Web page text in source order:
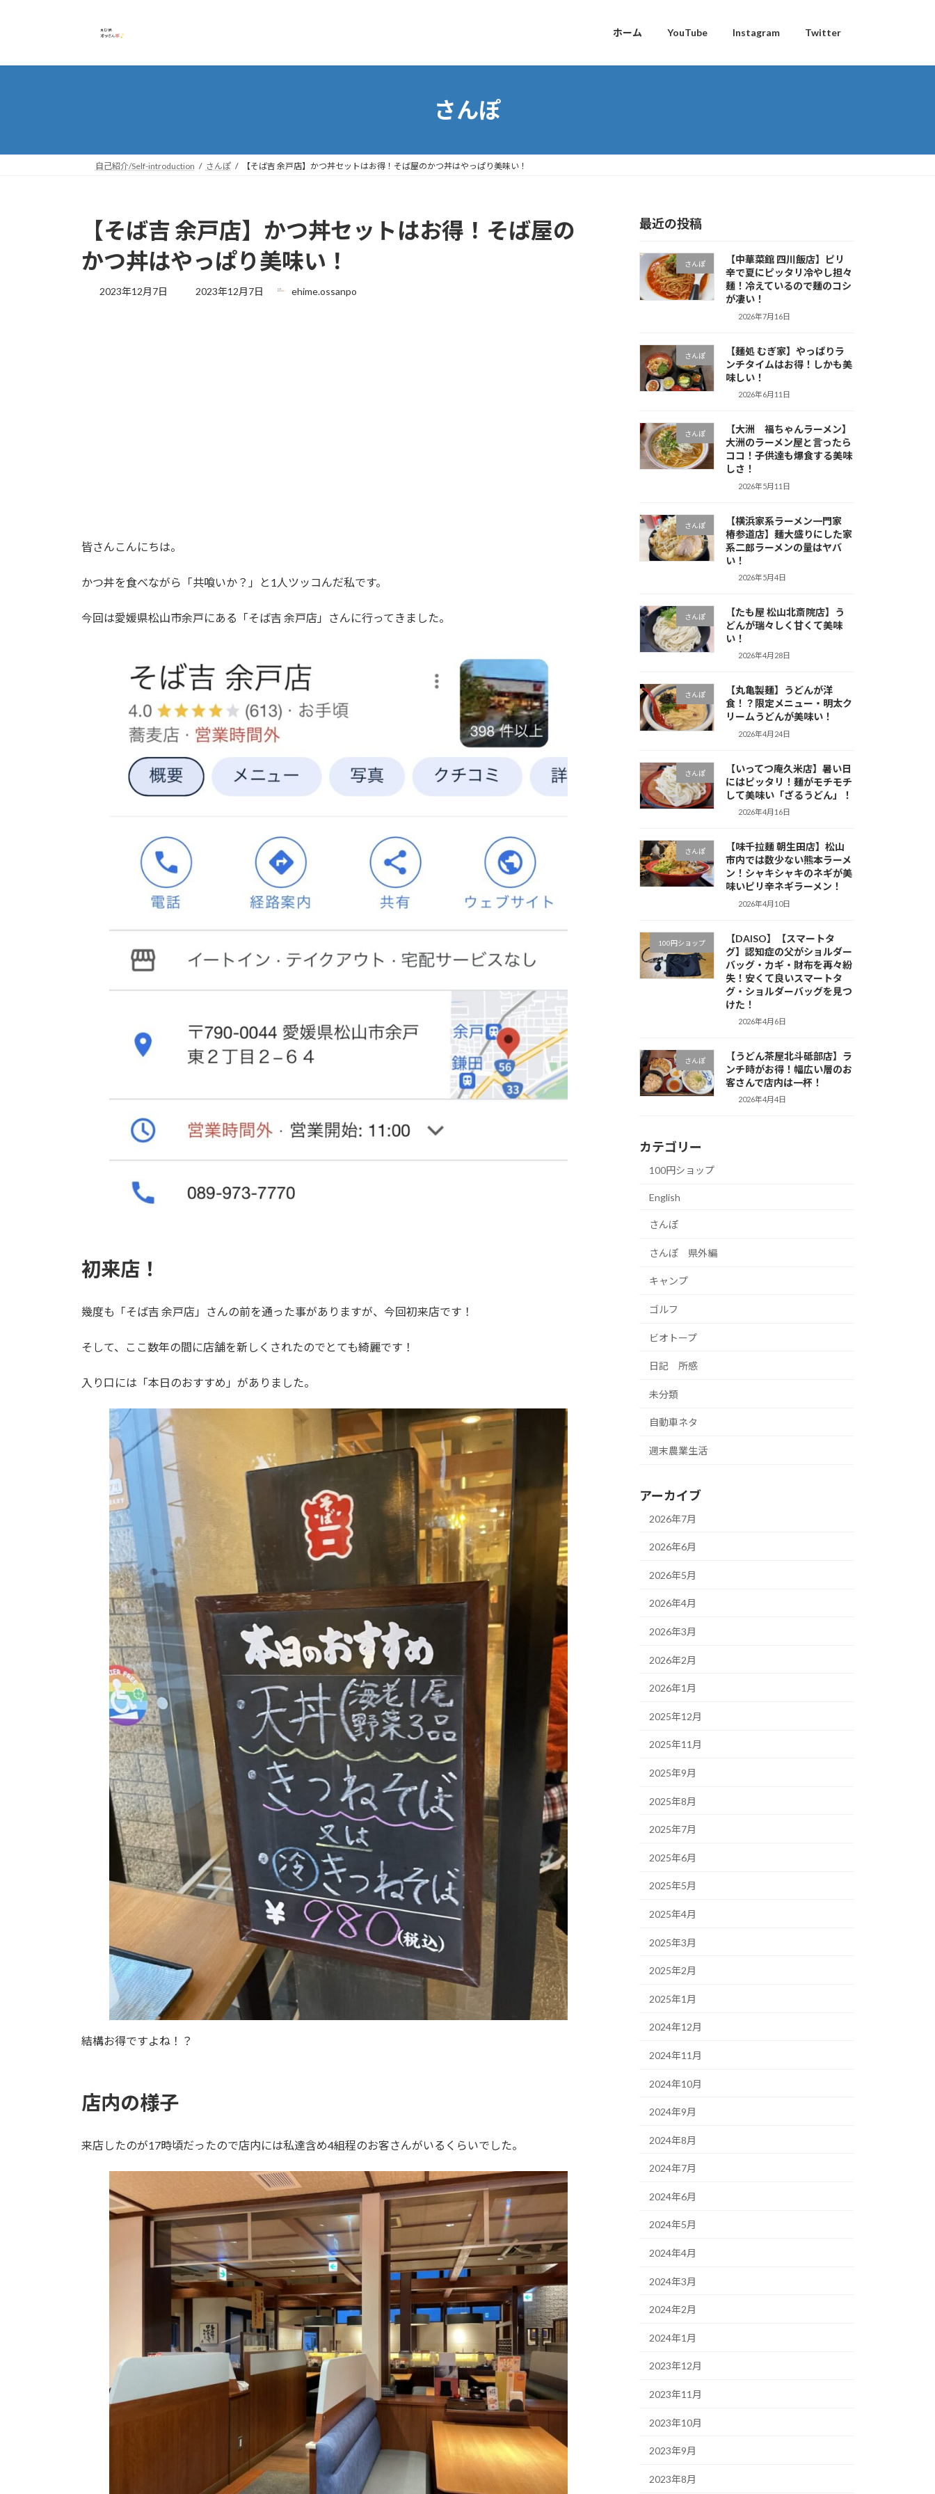
プ
動
ホーム YouTube Instagram Twitter
さんぽ
自己紹介/Self-introduction さんぽ 【そば吉 余戸店】かつ丼セットはお得！そば屋のかつ丼はやっぱり美味い！
【そば吉 余戸店】かつ丼セットはお得！そば屋の
かつ丼はやっぱり美味い！
2023年12月7日
最
2023年12月7日 ehime.ossanpo
皆さんこんにちは。
かつ丼を食べながら「共喰いか？」と1人ツッコんだ私です。
今回は愛媛県松山市余戸にある「そば吉 余戸店」さんに行ってきました。
初来店！
幾度も「そば吉 余戸店」さんの前を通った事がありますが、今回初来店です！
そして、ここ数年の間に店舗を新しくされたのでとても綺麗です！
入り口には「本日のおすすめ」がありました。
結構お得ですよね！？
店内の様子
来店したのが17時頃だったので店内には私達含め4組程のお客さんがいるくらいでした。
最近の投稿
さんぽ
【中華菜館 四川飯店】ピリ
辛で夏にピッタリ冷やし担々
麺！冷えているので麺のコシ
が凄い！
2026年7月16日
さんぽ
【麺処 むぎ家】やっぱりラ
ンチタイムはお得！しかも美
味しい！
2026年6月11日
さんぽ
【大洲 福ちゃんラーメン】
大洲のラーメン屋と言ったら
ココ！子供達も爆食する美味
しさ！
2026年5月11日
さんぽ
【横浜家系ラーメン一門家
椿参道店】麺大盛りにした家
系二郎ラーメンの量はヤバ
い！
2026年5月4日
さんぽ
【たも屋 松山北斎院店】う
どんが瑞々しく甘くて美味
い！
2026年4月28日
さんぽ
【丸亀製麺】うどんが洋
食！？限定メニュー・明太ク
リームうどんが美味い！
2026年4月24日
さんぽ
【いってつ庵久米店】暑い日
にはピッタリ！麺がモチモチ
して美味い「ざるうどん」！
2026年4月16日
さんぽ
【味千拉麺 朝生田店】松山
市内では数少ない熊本ラーメ
ン！シャキシャキのネギが美
味いピリ辛ネギラーメン！
2026年4月10日
100円ショップ
【DAISO】【スマートタ
グ】認知症の父がショルダー
バッグ・カギ・財布を再々紛
失！安くて良いスマートタ
グ・ショルダーバッグを見つ
けた！
2026年4月6日
さんぽ
【うどん茶屋北斗砥部店】ラ
ンチ時がお得！幅広い層のお
客さんで店内は一杯！
2026年4月4日
カテゴリー
100円ショップ
English
さんぽ
さんぽ 県外編
キャンプ
ゴルフ
ビオトープ
日記 所感
未分類
自動車ネタ
週末農業生活
アーカイブ
2026年7月
2026年6月
2026年5月
2026年4月
2026年3月
2026年2月
2026年1月
2025年12月
2025年11月
2025年9月
2025年8月
2025年7月
2025年6月
2025年5月
2025年4月
2025年3月
2025年2月
2025年1月
2024年12月
2024年11月
2024年10月
2024年9月
2024年8月
2024年7月
2024年6月
2024年5月
2024年4月
2024年3月
2024年2月
2024年1月
2023年12月
2023年11月
2023年10月
2023年9月
2023年8月